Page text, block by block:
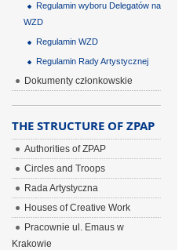
Regulamin wyboru Delegatów na
WZD
Regulamin WZD
Regulamin Rady Artystycznej
Dokumenty członkowskie
THE STRUCTURE OF ZPAP
Authorities of ZPAP
Circles and Troops
Rada Artystyczna
Houses of Creative Work
Pracownie ul. Emaus w
Krakowie